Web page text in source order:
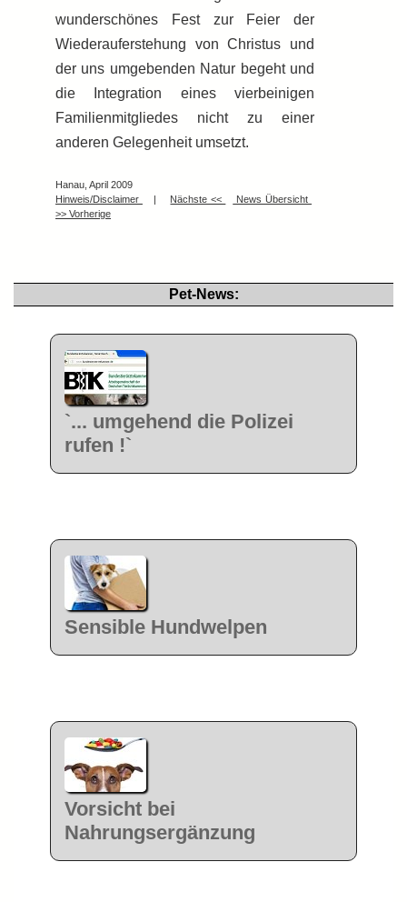
wunderschönes Fest zur Feier der
Wiederauferstehung von Christus und
der uns umgebenden Natur begeht und
die Integration eines vierbeinigen
Familienmitgliedes nicht zu einer
anderen Gelegenheit umsetzt.
Hanau, April 2009
Hinweis/Disclaimer
| Nächste <<
News Übersicht
>> Vorherige
Pet-News:
`... umgehend die Polizei
rufen !`
Sensible Hundwelpen
Vorsicht bei
Nahrungsergänzung